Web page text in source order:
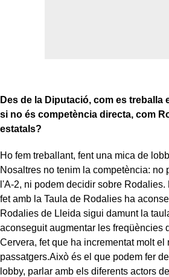
Des de la Diputació, com es
si no és competència directa, com
estatals?
Ho fem treballant, fent una mica de
Nosaltres no tenim la competència: no
l'A-2, ni podem decidir sobre
fet amb la Taula de Rodalies ha
Rodalies de Lleida sigui damunt la
aconseguit augmentar les freqüències
Cervera, fet que ha incrementat molt el
passatgers.Això és el que podem fer
lobby, parlar amb els diferents actors